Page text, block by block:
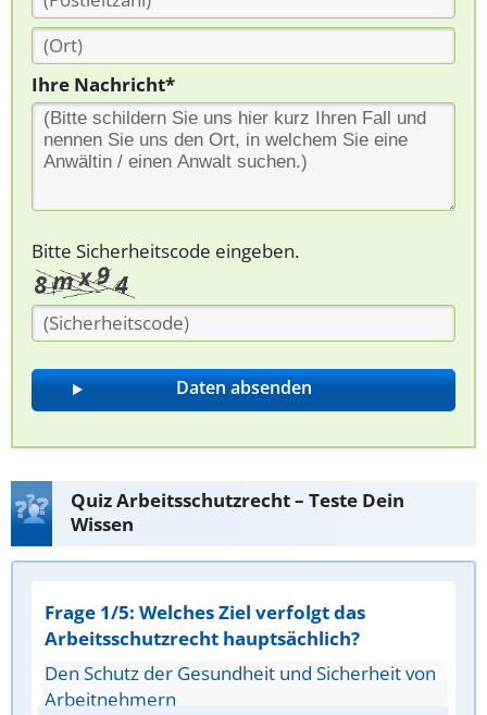
Ihre Nachricht*
Bitte Sicherheitscode eingeben.
Quiz Arbeitsschutzrecht – Teste Dein
Wissen
Frage 1/5: Welches Ziel verfolgt das
Arbeitsschutzrecht hauptsächlich?
Den Schutz der Gesundheit und Sicherheit von
Arbeitnehmern